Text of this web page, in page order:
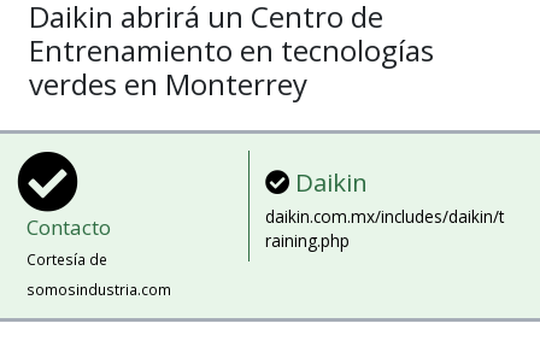
Daikin abrirá un Centro de
Entrenamiento en tecnologías
verdes en Monterrey
Contacto
Cortesía de
somosindustria.com
Daikin
daikin.com.mx/includes/daikin/t
raining.php